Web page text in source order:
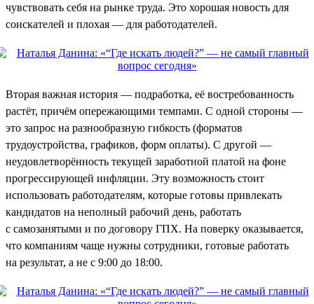
чувствовать себя на рынке труда. Это хорошая новость для
соискателей и плохая — для работодателей.
Вторая важная история — подработка, её востребованность
растёт, причём опережающими темпами. С одной стороны —
это запрос на разнообразную гибкость (форматов
трудоустройства, графиков, форм оплаты). С другой —
неудовлетворённость текущей заработной платой на фоне
прогрессирующей инфляции. Эту возможность стоит
использовать работодателям, которые готовы привлекать
кандидатов на неполный рабочий день, работать
с самозанятыми и по договору ГПХ. На поверку оказывается,
что компаниям чаще нужны сотрудники, готовые работать
на результат, а не с 9:00 до 18:00.